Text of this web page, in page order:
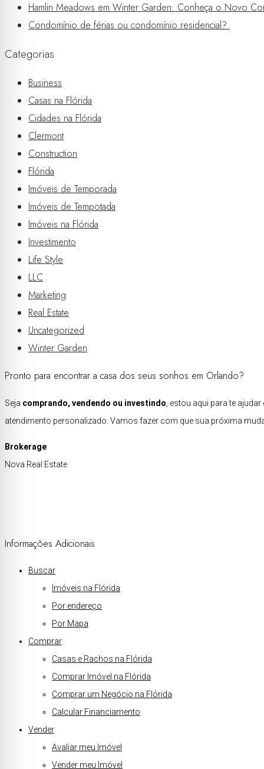
Hamlin Meadows em Winter Garden: Conheça o Novo
Condomínio de férias ou condomínio residencial?
Categorias
Business
Casas na Flórida
Cidades na Flórida
Clermont
Construction
Flórida
Imóveis de Temporada
Imóveis de Tempotada
Imóveis na Flórida
Investimento
Life Style
LLC
Marketing
Real Estate
Uncategorized
Winter Garden
Pronto para encontrar a casa dos seus sonhos em Orlando?
Seja comprando, vendendo ou investindo , estou aqui para te
atendimento personalizado. Vamos fazer com que sua próxima
Brokerage
Nova Real Estate
Informações Adicionais
Buscar
Imóveis na Flórida
Por endereço
Por Mapa
Comprar
Casas e Rachos na Flórida
Comprar Imóvel na Flórida
Comprar um Negócio na Flórida
Calcular Financiamento
Vender
Avaliar meu Imóvel
Vender meu Imóvel